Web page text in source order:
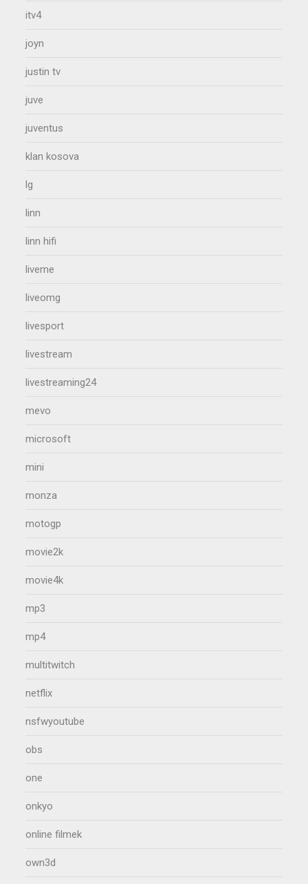
itv4
joyn
justin tv
juve
juventus
klan kosova
lg
linn
linn hifi
liveme
liveomg
livesport
livestream
livestreaming24
mevo
microsoft
mini
monza
motogp
movie2k
movie4k
mp3
mp4
multitwitch
netflix
nsfwyoutube
obs
one
onkyo
online filmek
own3d